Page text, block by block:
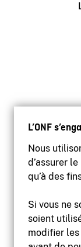
L’ONF
Nous
d’assurer
qu’à des
Si vous ne
soient
modifier